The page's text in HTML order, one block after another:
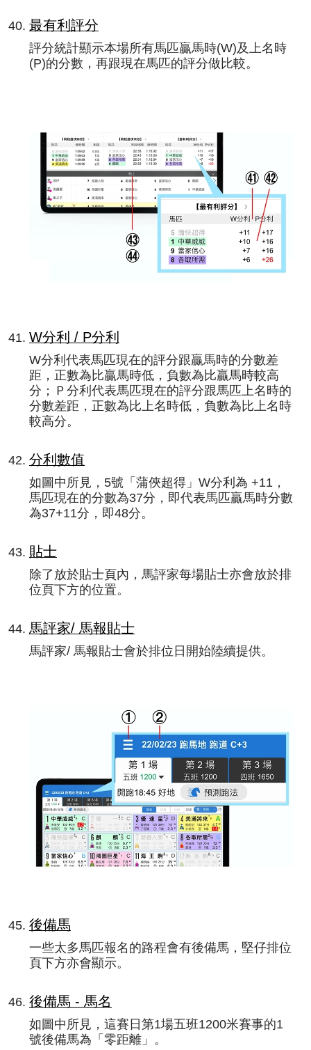
最有利評分
評分統計顯示本場所有馬匹贏馬時(W)及上名時
(P)的分數，再跟現在馬匹的評分做比較。
W分利 / P分利
W分利代表馬匹現在的評分跟贏馬時的分數差
距，正數為比贏馬時低，負數為比贏馬時較高
分；Ｐ分利代表馬匹現在的評分跟馬匹上名時的
分數差距，正數為比上名時低，負數為比上名時
較高分。
分利數值
如圖中所見，5號「蒲俠超得」W分利為 +11，
馬匹現在的分數為37分，即代表馬匹贏馬時分數
為37+11分，即48分。
貼士
除了放於貼士頁內，馬評家每場貼士亦會放於排
位頁下方的位置。
馬評家/ 馬報貼士
馬評家/ 馬報貼士會於排位日開始陸續提供。
後備馬
一些太多馬匹報名的路程會有後備馬，堅仔排位
頁下方亦會顯示。
後備馬 - 馬名
如圖中所見，這賽日第1場五班1200米賽事的1
號後備馬為「零距離」。